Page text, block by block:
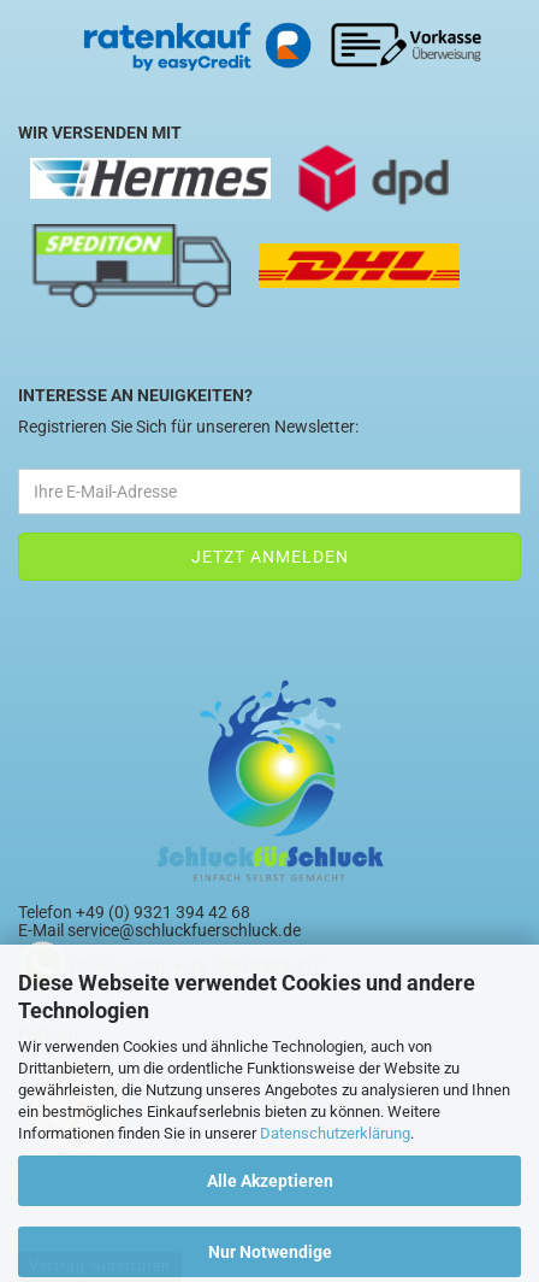
Diese Webseite verwendet Cookies und andere
Technologien
Wir verwenden Cookies und ähnliche Technologien, auch von
Drittanbietern, um die ordentliche Funktionsweise der Website zu
gewährleisten, die Nutzung unseres Angebotes zu analysieren und Ihnen
ein bestmögliches Einkaufserlebnis bieten zu können. Weitere
Informationen finden Sie in unserer Datenschutzerklärung.
Alle Akzeptieren
Nur Notwendige
WIR VERSENDEN MIT
INTERESSE AN NEUIGKEITEN?
Registrieren Sie Sich für unsereren Newsletter:
Telefon +49 (0) 9321 394 42 68
E-Mailservice@schluckfuerschluck.de